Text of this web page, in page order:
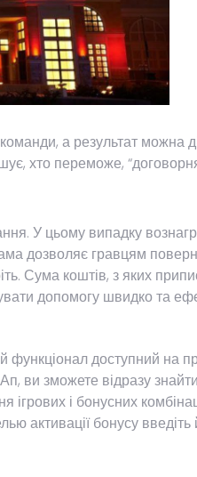
а результат можна
хто переможе,
У цьому випадку
дозволяє гравцям
Сума коштів, з яких
допомогу швидко та
функціонал доступний на
ви зможете відразу
і бонусних
бонусу введіть